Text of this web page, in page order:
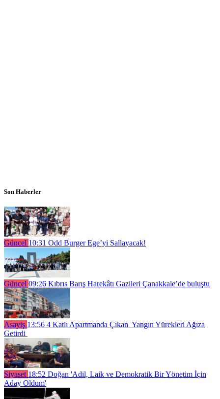
Son Haberler
Güncel 10:31 Odd Burger Ege’yi Sallayacak!
Güncel 09:26 Kıbrıs Barış Harekâtı Gazileri Çanakkale’de buluştu
Asayiş 13:56 4 Katlı Apartmanda Çıkan Yangın Yürekleri Ağıza
Getirdi
Siyaset 18:52 Doğan 'Adil, Laik ve Demokratik Bir Yönetim İçin
Aday Oldum'